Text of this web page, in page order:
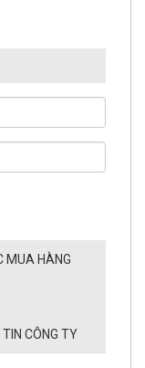
MUA HÀNG
CÔNG TY